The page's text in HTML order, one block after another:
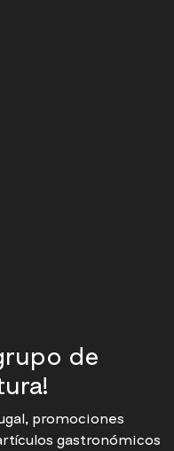
de
promociones
gastronómicos